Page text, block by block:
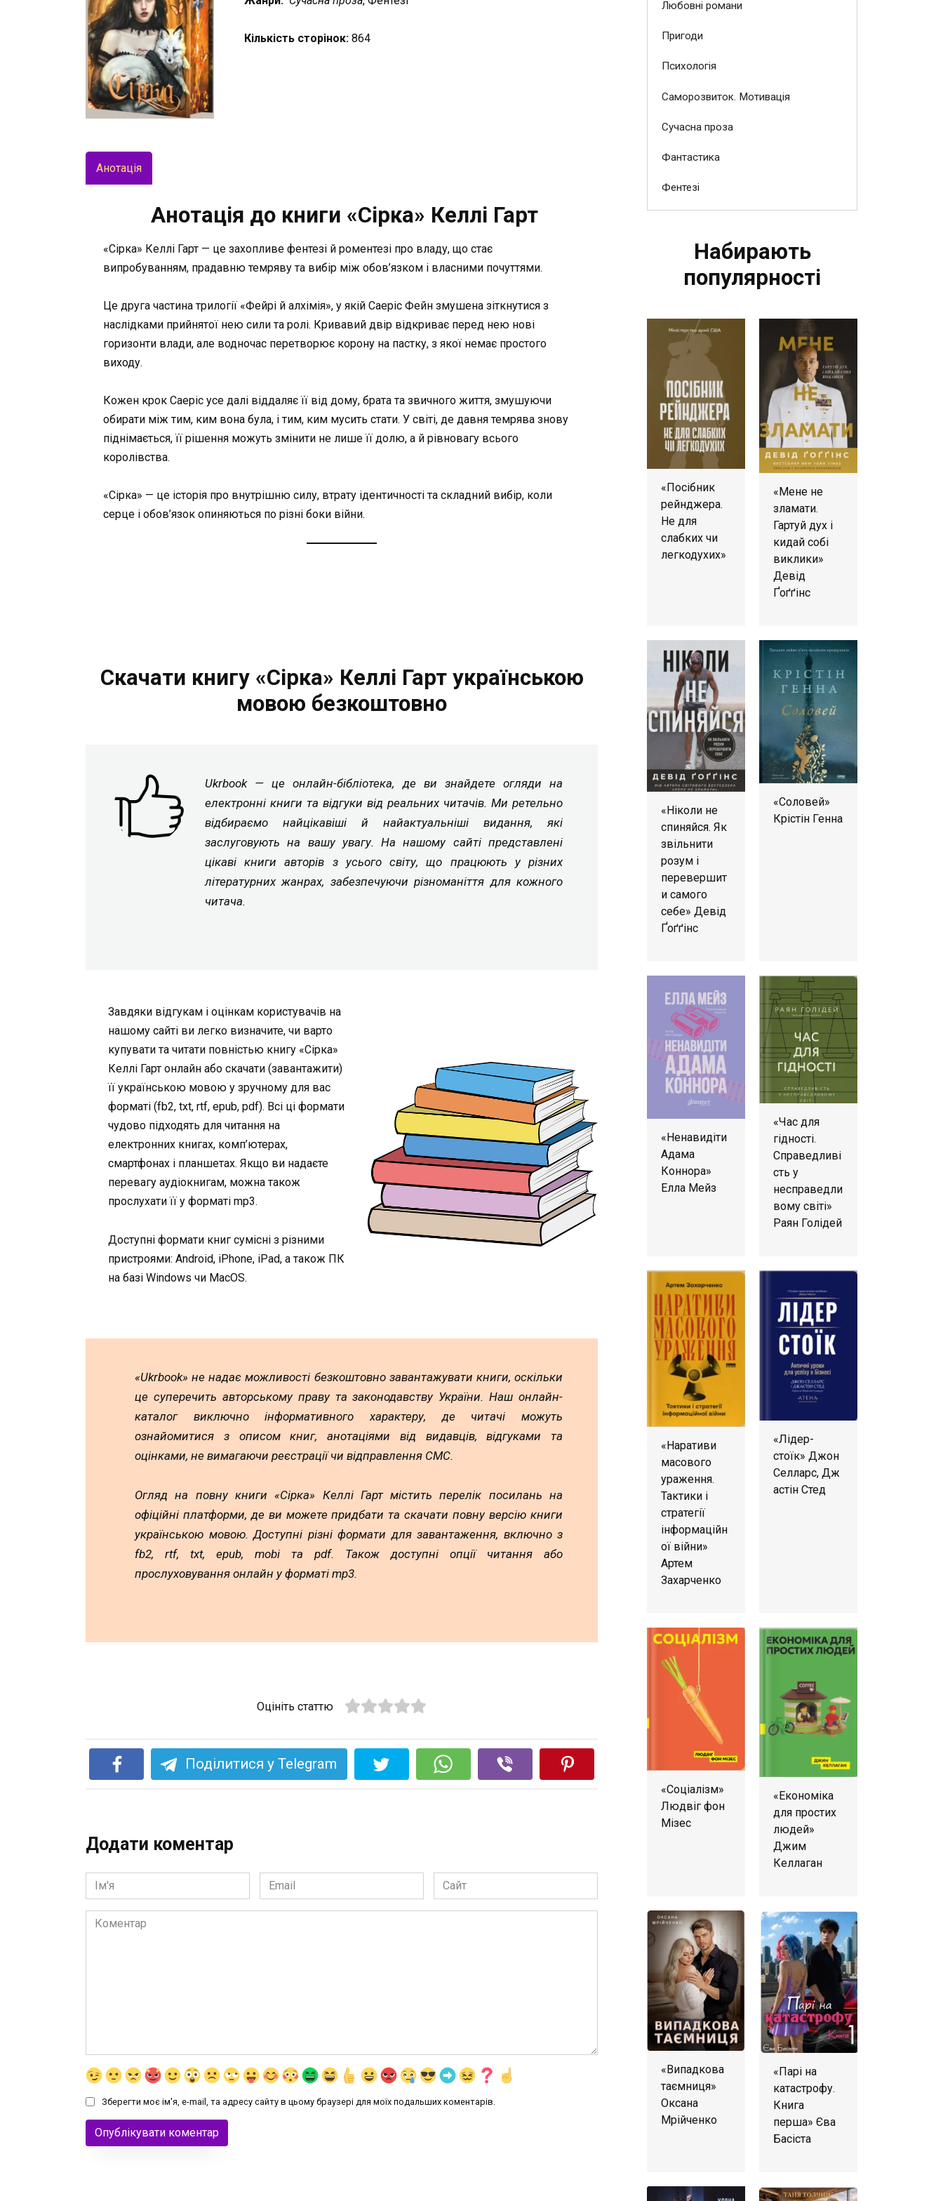
Кількість сторінок: 864
Анотація
Анотація до книги «Сірка» Келлі Гарт
«Сірка» Келлі Гарт — це захопливе фентезі й роментезі про владу, що стає
випробуванням, прадавню темряву та вибір між обов’язком і власними почуттями.
Це друга частина трилогії «Фейрі й алхімія», у якій Саеріс Фейн змушена зіткнутися з
наслідками прийнятої нею сили та ролі. Кривавий двір відкриває перед нею нові
горизонти влади, але водночас перетворює корону на пастку, з якої немає простого
виходу.
Кожен крок Саеріс усе далі віддаляє її від дому, брата та звичного життя, змушуючи
обирати між тим, ким вона була, і тим, ким мусить стати. У світі, де давня темрява знову
піднімається, її рішення можуть змінити не лише її долю, а й рівновагу всього
королівства.
«Сірка» — це історія про внутрішню силу, втрату ідентичності та складний вибір, коли
серце і обов’язок опиняються по різні боки війни.
Скачати книгу «Сірка» Келлі Гарт українською
мовою безкоштовно
Ukrbook — це онлайн-бібліотека, де ви знайдете огляди на
електронні книги та відгуки від реальних читачів. Ми ретельно
відбираємо найцікавіші й найактуальніші видання, які
заслуговують на вашу увагу. На нашому сайті представлені
цікаві книги авторів з усього світу, що працюють у різних
літературних жанрах, забезпечуючи різноманіття для кожного
читача.
Завдяки відгукам і оцінкам користувачів на
нашому сайті ви легко визначите, чи варто
купувати та читати повністью книгу «Сірка»
Келлі Гарт онлайн або скачати (завантажити)
її українською мовою у зручному для вас
форматі (fb2, txt, rtf, epub, pdf). Всі ці формати
чудово підходять для читання на
електронних книгах, комп’ютерах,
смартфонах і планшетах. Якщо ви надаєте
перевагу аудіокнигам, можна також
прослухати її у форматі mp3.
Доступні формати книг сумісні з різними
пристроями: Android, iPhone, iPad, а також ПК
на базі Windows чи MacOS.
«Ukrbook» не надає можливості безкоштовно завантажувати книги, оскільки
це суперечить авторському праву та законодавству України. Наш онлайн-
каталог виключно інформативного характеру, де читачі можуть
ознайомитися з описом книг, анотаціями від видавців, відгуками та
оцінками, не вимагаючи реєстрації чи відправлення СМС.
Огляд на повну книги «Сірка» Келлі Гарт містить перелік посилань на
офіційні платформи, де ви можете придбати та скачати повну версію книги
українською мовою. Доступні різні формати для завантаження, включно з
fb2, rtf, txt, epub, mobi та pdf. Також доступні опції читання або
прослуховування онлайн у форматі mp3.
Оцініть статтю
Поділитися у Telegram
Додати коментар
Ім'я
*
Email
*
Сайт
Коментар
Зберегти моє ім'я, e-mail, та адресу сайту в цьому браузері для моїх подальших коментарів.
Любовні романи
Пригоди
Психологія
Саморозвиток. Мотивація
Сучасна проза
Фантастика
Фентезі
Набирають
популярності
«Посібник
рейнджера.
Не для
слабких чи
легкодухих»
«Мене не
зламати.
Гартуй дух і
кидай собі
виклики»
Девід
Ґоґґінс
«Ніколи не
спиняйся. Як
звільнити
розум і
перевершит
и самого
себе» Девід
Ґоґґінс
«Соловей»
Крістін Генна
«Ненавидіти
Адама
Коннора»
Елла Мейз
«Час для
гідності.
Справедливі
сть у
несправедли
вому світі»
Раян Голідей
«Наративи
масового
ураження.
Тактики і
стратегії
інформаційн
ої війни»
Артем
Захарченко
«Лідер-
стоїк» Джон
Селларс, Дж
астін Стед
«Соціалізм»
Людвіг фон
Мізес
«Економіка
для простих
людей»
Джим
Келлаган
«Випадкова
таємниця»
Оксана
Мрійченко
«Парі на
катастрофу.
Книга
перша» Єва
Басіста